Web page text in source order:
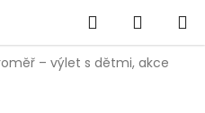
Hledat
KOŠÍK
– výlet s dětmi, akce